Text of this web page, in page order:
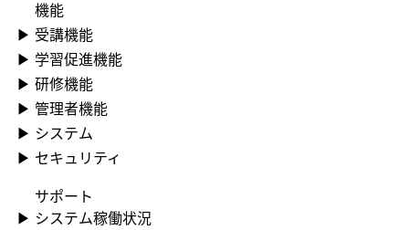
機能
▶​ 受講機能
▶​ 学習促進機能
▶​ 研修機能
▶​ 管理者機能
▶​ システム
▶​ セキュリティ
​サポート
▶​ システム稼働状況